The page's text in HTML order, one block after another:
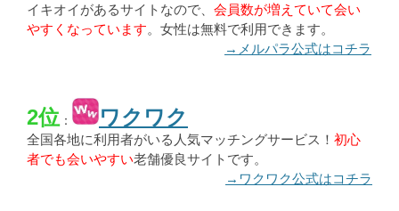
イキオイがあるサイトなので、 会員数が増えていて会い
やすくなっています。女性は無料で利用できます。
→メルパラ公式はコチラ
2位 ： ワクワク
全国各地に利用者がいる人気マッチングサービス！ 初心
者でも会いやすい老舗優良サイトです。
→ワクワク公式はコチラ